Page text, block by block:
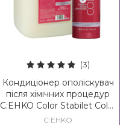
(3)
Кондиціонер ополіскувач
після хімічних процедур
C:EHKO Color Stabilet Color
Conditioner
C:EHKO